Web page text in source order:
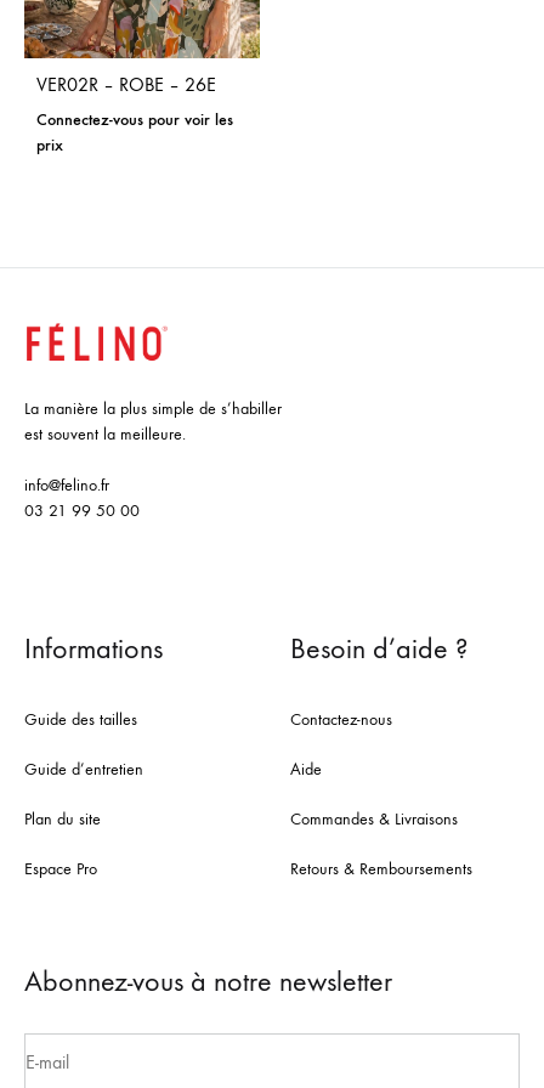
VER02R – ROBE – 26E
Connectez-vous pour voir les
prix
La manière la plus simple de s’habiller
est souvent la meilleure.
info@felino.fr
03 21 99 50 00
Informations
Guide des tailles
Guide d’entretien
Plan du site
Espace Pro
Besoin d’aide ?
Contactez-nous
Aide
Commandes & Livraisons
Retours & Remboursements
Abonnez-vous à notre newsletter